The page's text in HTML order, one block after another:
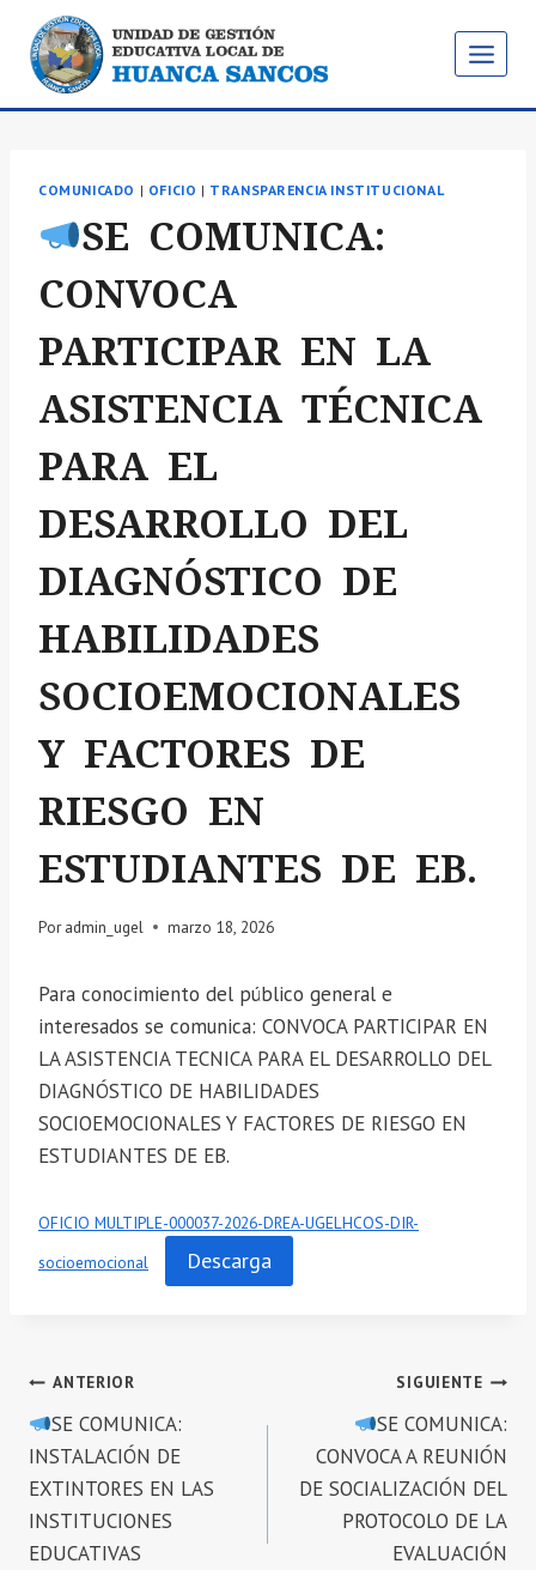
Saltar
contenido
COMUNICADO | OFICIO | TRANSPARENCIA INSTITUCIONAL
SE COMUNICA:
CONVOCA
PARTICIPAR EN LA
ASISTENCIA TÉCNICA
PARA EL
DESARROLLO DEL
DIAGNÓSTICO DE
HABILIDADES
SOCIOEMOCIONALES
Y FACTORES DE
RIESGO EN
ESTUDIANTES DE EB.
Por admin_ugel marzo 18, 2026
Para conocimiento del público general e
interesados se comunica: CONVOCA PARTICIPAR EN
LA ASISTENCIA TECNICA PARA EL DESARROLLO DEL
DIAGNÓSTICO DE HABILIDADES
SOCIOEMOCIONALES Y FACTORES DE RIESGO EN
ESTUDIANTES DE EB.
OFICIO MULTIPLE-000037-2026-DREA-UGELHCOS-DIR-
socioemocional
Descarga
Navegación
de
entradas
ANTERIOR
SE COMUNICA:
INSTALACIÓN DE
EXTINTORES EN LAS
INSTITUCIONES
EDUCATIVAS
SIGUIENTE
SE COMUNICA:
CONVOCA A REUNIÓN
DE SOCIALIZACIÓN DEL
PROTOCOLO DE LA
EVALUACIÓN